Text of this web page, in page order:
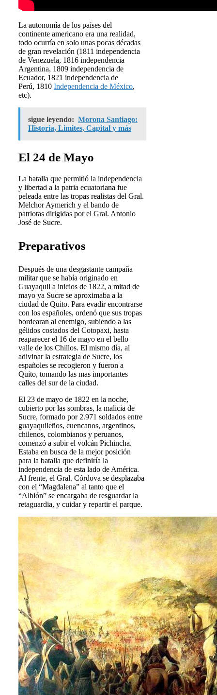
La autonomía de los países del
continente americano era una realidad,
todo ocurría en solo unas pocas décadas
de gran revelación (1811 independencia
de Venezuela, 1816 independencia
Argentina, 1809 independencia de
Ecuador, 1821 independencia de
Perú, 1810 Independencia de México,
etc).
sigue leyendo: Morona Santiago:
Historia, Limites, Capital y más
El 24 de Mayo
La batalla que permitió la independencia
y libertad a la patria ecuatoriana fue
peleada entre las tropas realistas del Gral.
Melchor Aymerich y el bando de
patriotas dirigidas por el Gral. Antonio
José de Sucre.
Preparativos
Después de una desgastante campaña
militar que se había originado en
Guayaquil a inicios de 1822, a mitad de
mayo ya Sucre se aproximaba a la
ciudad de Quito. Para evadir encontrarse
con los españoles, ordenó que sus tropas
bordearan al enemigo, subiendo a las
gélidos costados del Cotopaxi, hasta
reaparecer el 16 de mayo en el bello
valle de los Chillos. El mismo día, al
adivinar la estrategia de Sucre, los
españoles se recogieron y fueron a
Quito, tomando las mas importantes
calles del sur de la ciudad.
El 23 de mayo de 1822 en la noche,
cubierto por las sombras, la malicia de
Sucre, formado por 2.971 soldados entre
guayaquileños, cuencanos, argentinos,
chilenos, colombianos y peruanos,
comenzó a subir el volcán Pichincha.
Estaba en busca de la mejor posición
para la batalla que definiría la
independencia de esta lado de América.
Al frente, el Gral. Córdova se desplazaba
con el “Magdalena” al tanto que el
“Albión” se encargaba de resguardar la
retaguardia, y cuidar y repartir el parque.